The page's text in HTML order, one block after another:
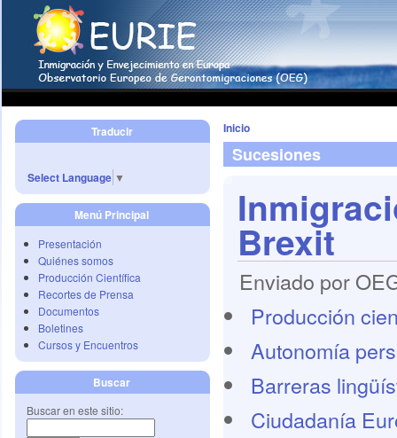
Traducir
Select Language ▼
Menú Principal
Presentación
Quiénes somos
Producción Científica
Recortes de Prensa
Documentos
Boletines
Cursos y Encuentros
Buscar
Buscar en este sitio:
Inicio
Sucesiones
Brexit
Enviado por
Producción
Autonomía
Barreras
Ciudadanía